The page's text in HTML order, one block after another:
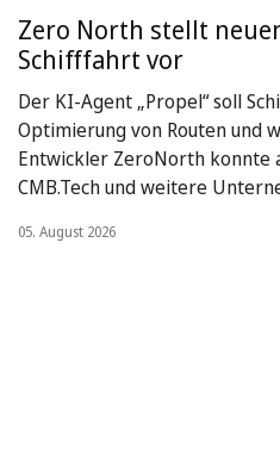
Zero North stellt
Schifffahrt vor
Der KI-Agent „Propel“ soll
Optimierung von Routen und
Entwickler ZeroNorth konnte
CMB.Tech und weitere
05. August 2026